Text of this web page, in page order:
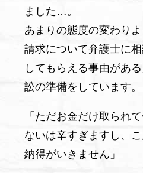
ました…。
あまりの態度の変わり
請求について弁護士に
してもらえる事由があ
訟の準備をしています。
「ただお金だけ取られ
ないは辛すぎますし、
納得がいきません」